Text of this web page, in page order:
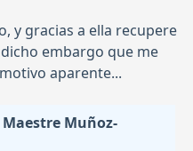
y gracias a ella recupere
embargo que me
aparente...
Muñoz-